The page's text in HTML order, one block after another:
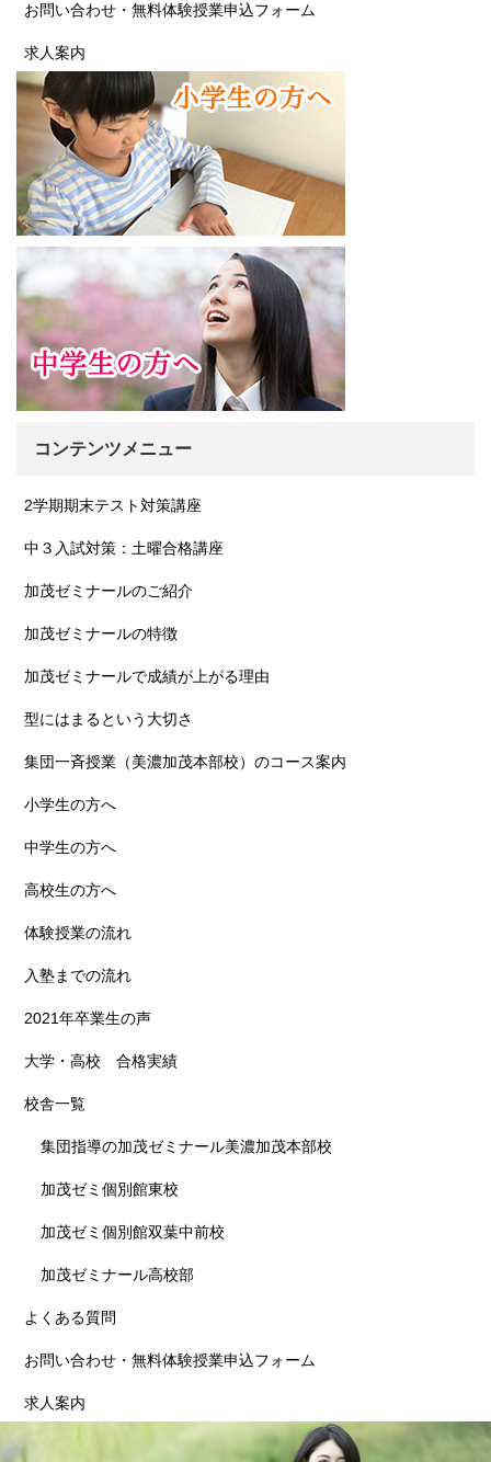
お問い合わせ・無料体験授業申込フォーム
求人案内
コンテンツメニュー
2学期期末テスト対策講座
中３入試対策：土曜合格講座
加茂ゼミナールのご紹介
加茂ゼミナールの特徴
加茂ゼミナールで成績が上がる理由
型にはまるという大切さ
集団一斉授業（美濃加茂本部校）のコース案内
小学生の方へ
中学生の方へ
高校生の方へ
体験授業の流れ
入塾までの流れ
2021年卒業生の声
大学・高校 合格実績
校舎一覧
集団指導の加茂ゼミナール美濃加茂本部校
加茂ゼミ個別館東校
加茂ゼミ個別館双葉中前校
加茂ゼミナール高校部
よくある質問
お問い合わせ・無料体験授業申込フォーム
求人案内